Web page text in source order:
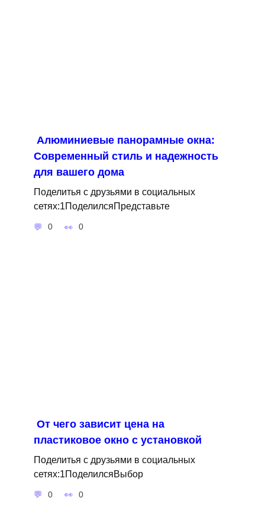
Алюминиевые панорамные окна:
Современный стиль и надежность
для вашего дома
Поделитья с друзьями в социальных
сетях:1ПоделилсяПредставьте
0 0
От чего зависит цена на
пластиковое окно с установкой
Поделитья с друзьями в социальных
сетях:1ПоделилсяВыбор
0 0